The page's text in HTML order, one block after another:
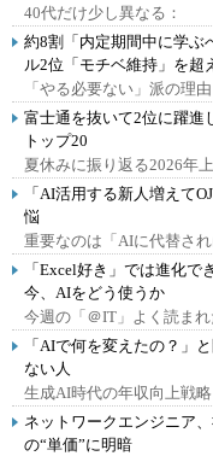
40代だけ少し異なる：
約8割「内定期間中に学
ル2位「モチベ維持」を超
「やる必要ない」派の理由
富士通を抜いて2位に躍
トップ20
夏休みに振り返る2026年
「AI活用する新人増えて
悩
重要なのは「AIに代替さ
「Excel好き」では進化
今、AIをどう使うか
今週の「＠IT」よく読まれ
「AIで何を変えたの？」
ない人
生成AI時代の年収向上戦略
ネットワークエンジニア
の“単価”に明暗